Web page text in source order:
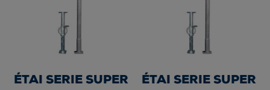
ÉTAI SERIE SUPER
ÉTAI SERIE SUPER